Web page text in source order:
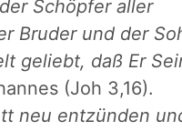
Schöpfer aller
Bruder und der
geliebt, daß Er
(Joh 3,16).
neu entzünden